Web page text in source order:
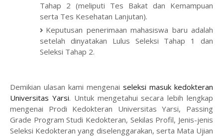
Tahap 2 (meliputi Tes Bakat dan Kemampuan
serta Tes Kesehatan Lanjutan).
Keputusan penerimaan mahasiswa baru adalah
setelah dinyatakan Lulus Seleksi Tahap 1 dan
Seleksi Tahap 2.
Demikian ulasan kami mengenai seleksi masuk kedokteran
Universitas Yarsi. Untuk mengetahui secara lebih lengkap
mengenai Prodi Kedokteran Universitas Yarsi, Passing
Grade Program Studi Kedokteran, Sekilas Profil, Jenis-jenis
Seleksi Kedokteran yang diselenggarakan, serta Mata Ujian